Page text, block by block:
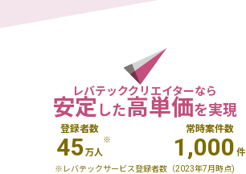
レバテッククリエイターなら
安定した高単価を実現
登録者数
45万人
※
常時案件数
1,000 件
※レバテックサービス登録者数（2023年7月時点)